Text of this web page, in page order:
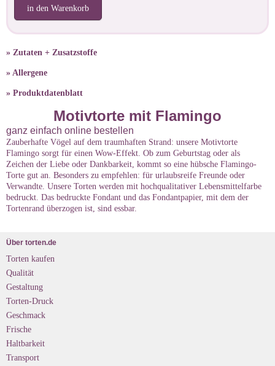
in den Warenkorb
» Zutaten + Zusatzstoffe
» Allergene
» Produktdatenblatt
Motivtorte mit Flamingo
ganz einfach online bestellen
Zauberhafte Vögel auf dem traumhaften Strand: unsere Motivtorte
Flamingo sorgt für einen Wow-Effekt. Ob zum Geburtstag oder als
Zeichen der Liebe oder Dankbarkeit, kommt so eine hübsche Flamingo-
Torte gut an. Besonders zu empfehlen: für urlaubsreife Freunde oder
Verwandte. Unsere Torten werden mit hochqualitativer Lebensmittelfarbe
bedruckt. Das bedruckte Fondant und das Fondantpapier, mit dem der
Tortenrand überzogen ist, sind essbar.
Über torten.de
Torten kaufen
Qualität
Gestaltung
Torten-Druck
Geschmack
Frische
Haltbarkeit
Transport